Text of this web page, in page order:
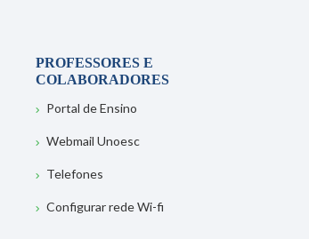
PROFESSORES E
COLABORADORES
Portal de Ensino
Webmail Unoesc
Telefones
Configurar rede Wi-fi